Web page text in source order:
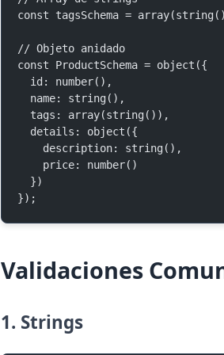
const tagsSchema =
// Objeto anidado
const ProductSchema = object({
  id: number(),
  name: string(),
  tags: array(string()),
  details: object({
    description: string(),
    price: number()
  })
});
Validaciones
1. Strings